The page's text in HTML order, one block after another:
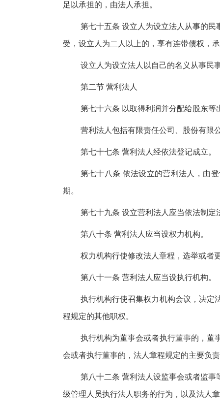
足以承担的，由法人承担。
第七十五条 设立人为设立法人从事的
受，设立人为二人以上的，享有连带债权，
设立人为设立法人以自己的名义从事民
第二节 营利法人
第七十六条 以取得利润并分配给股东
营利法人包括有限责任公司、股份有限
第七十七条 营利法人经依法登记成立。
第七十八条 依法设立的营利法人，由
期。
第七十九条 设立营利法人应当依法制定
第八十条 营利法人应当设权力机构。
权力机构行使修改法人章程，选举或者
第八十一条 营利法人应当设执行机构。
执行机构行使召集权力机构会议，决定
程规定的其他职权。
执行机构为董事会或者执行董事的，董
会或者执行董事的，法人章程规定的主要负
第八十二条 营利法人设监事会或者监
级管理人员执行法人职务的行为，以及法人